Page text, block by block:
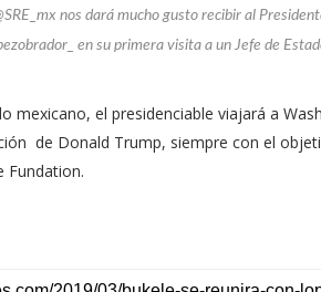
nos dará mucho gusto recibir al
en su primera visita a un Jefe de
mexicano, el presidenciable viajará a
de Donald Trump, siempre con el
Fundation.